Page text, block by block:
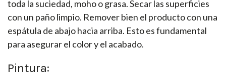
toda la suciedad, moho o grasa. Secar las superficies
con un paño limpio. Remover bien el producto con una
espátula de abajo hacia arriba. Esto es fundamental
para asegurar el color y el acabado.
Pintura: